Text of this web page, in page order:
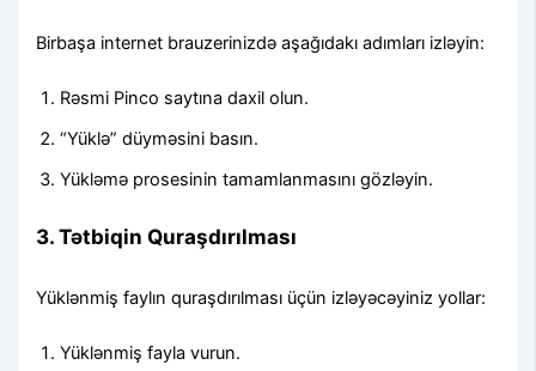
Birbaşa internet brauzerinizdə aşağıdakı adımları izləyin:
Rəsmi Pinco saytına daxil olun.
“Yüklə” düyməsini basın.
Yükləmə prosesinin tamamlanmasını gözləyin.
3. Tətbiqin Quraşdırılması
Yüklənmiş faylın quraşdırılması üçün izləyəcəyiniz yollar:
Yüklənmiş fayla vurun.